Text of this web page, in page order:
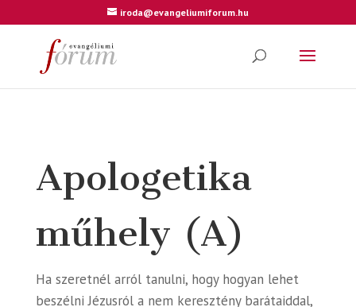
iroda@evangeliumiforum.hu
Apologetika
műhely (A)
Ha szeretnél arról tanulni, hogy hogyan lehet
beszélni Jézusról a nem keresztény barátaiddal,